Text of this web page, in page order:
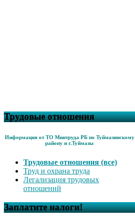
Трудовые отношения
Информация от ТО Минтруда РБ по Туймазинскому
району и г.Туймазы
Трудовые отношения (все)
Труд и охрана труда
Легализация трудовых
отношений
Заплатите налоги!